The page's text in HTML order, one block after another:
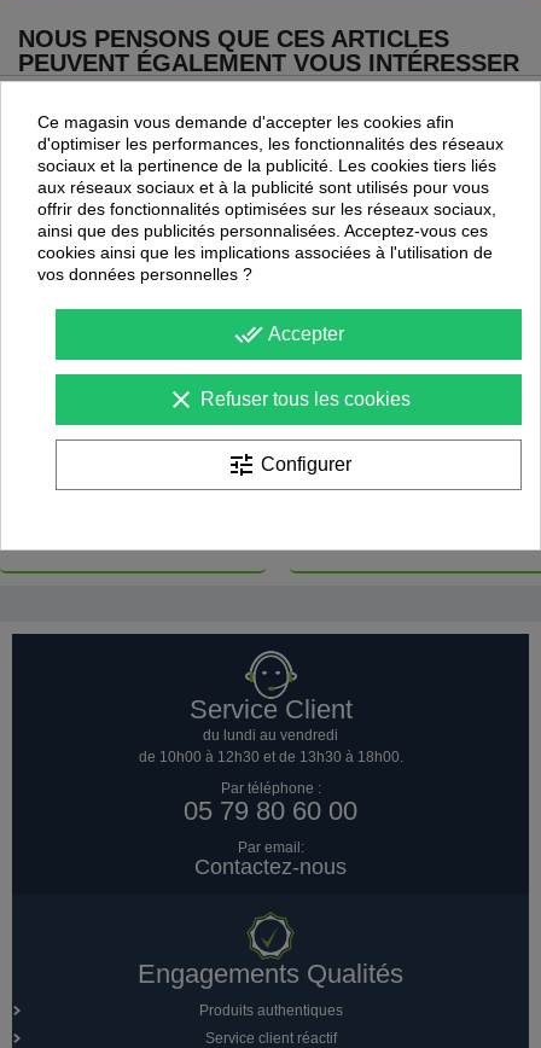
NOUS PENSONS QUE CES ARTICLES
PEUVENT ÉGALEMENT VOUS INTÉRESSER
Filet de Basket cablé PA 4
Filets de Basket nylon 6
mm Anti Whip (la paire)
Service Client
du lundi au vendredi
de 10h00 à 12h30 et de 13h30 à 18h00.
Par téléphone :
05 79 80 60 00
Par email:
Contactez-nous
Engagements Qualités
Produits authentiques
Service client réactif
Ce magasin vous demande d'accepter les cookies afin
d'optimiser les performances, les fonctionnalités des réseaux
sociaux et la pertinence de la publicité. Les cookies tiers liés
aux réseaux sociaux et à la publicité sont utilisés pour vous
offrir des fonctionnalités optimisées sur les réseaux sociaux,
ainsi que des publicités personnalisées. Acceptez-vous ces
cookies ainsi que les implications associées à l'utilisation de
vos données personnelles ?
done_all Accepter
clear Refuser tous les cookies
tune Configurer